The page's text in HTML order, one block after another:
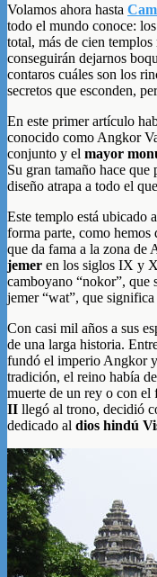
Volamos ahora hasta
todo el mundo conoce:
total, más de cien
conseguirán dejarnos
contaros cuáles son los
secretos que esconden,
En este primer artículo
conocido como Angkor
conjunto y el mayor
Su gran tamaño hace que
diseño atrapa a todo el
Este templo está ubicado
forma parte, como hemos
que da fama a la zona de
jemer en los siglos IX y
camboyano “nokor”, que
jemer “wat”, que significa
Con casi mil años a sus
de una larga historia.
fundó el imperio Angkor
tradición, el reino había
muerte de un rey o con
II llegó al trono, decidió
dedicado al dios hindú